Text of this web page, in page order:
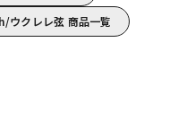
ウクレレ弦 商品一覧